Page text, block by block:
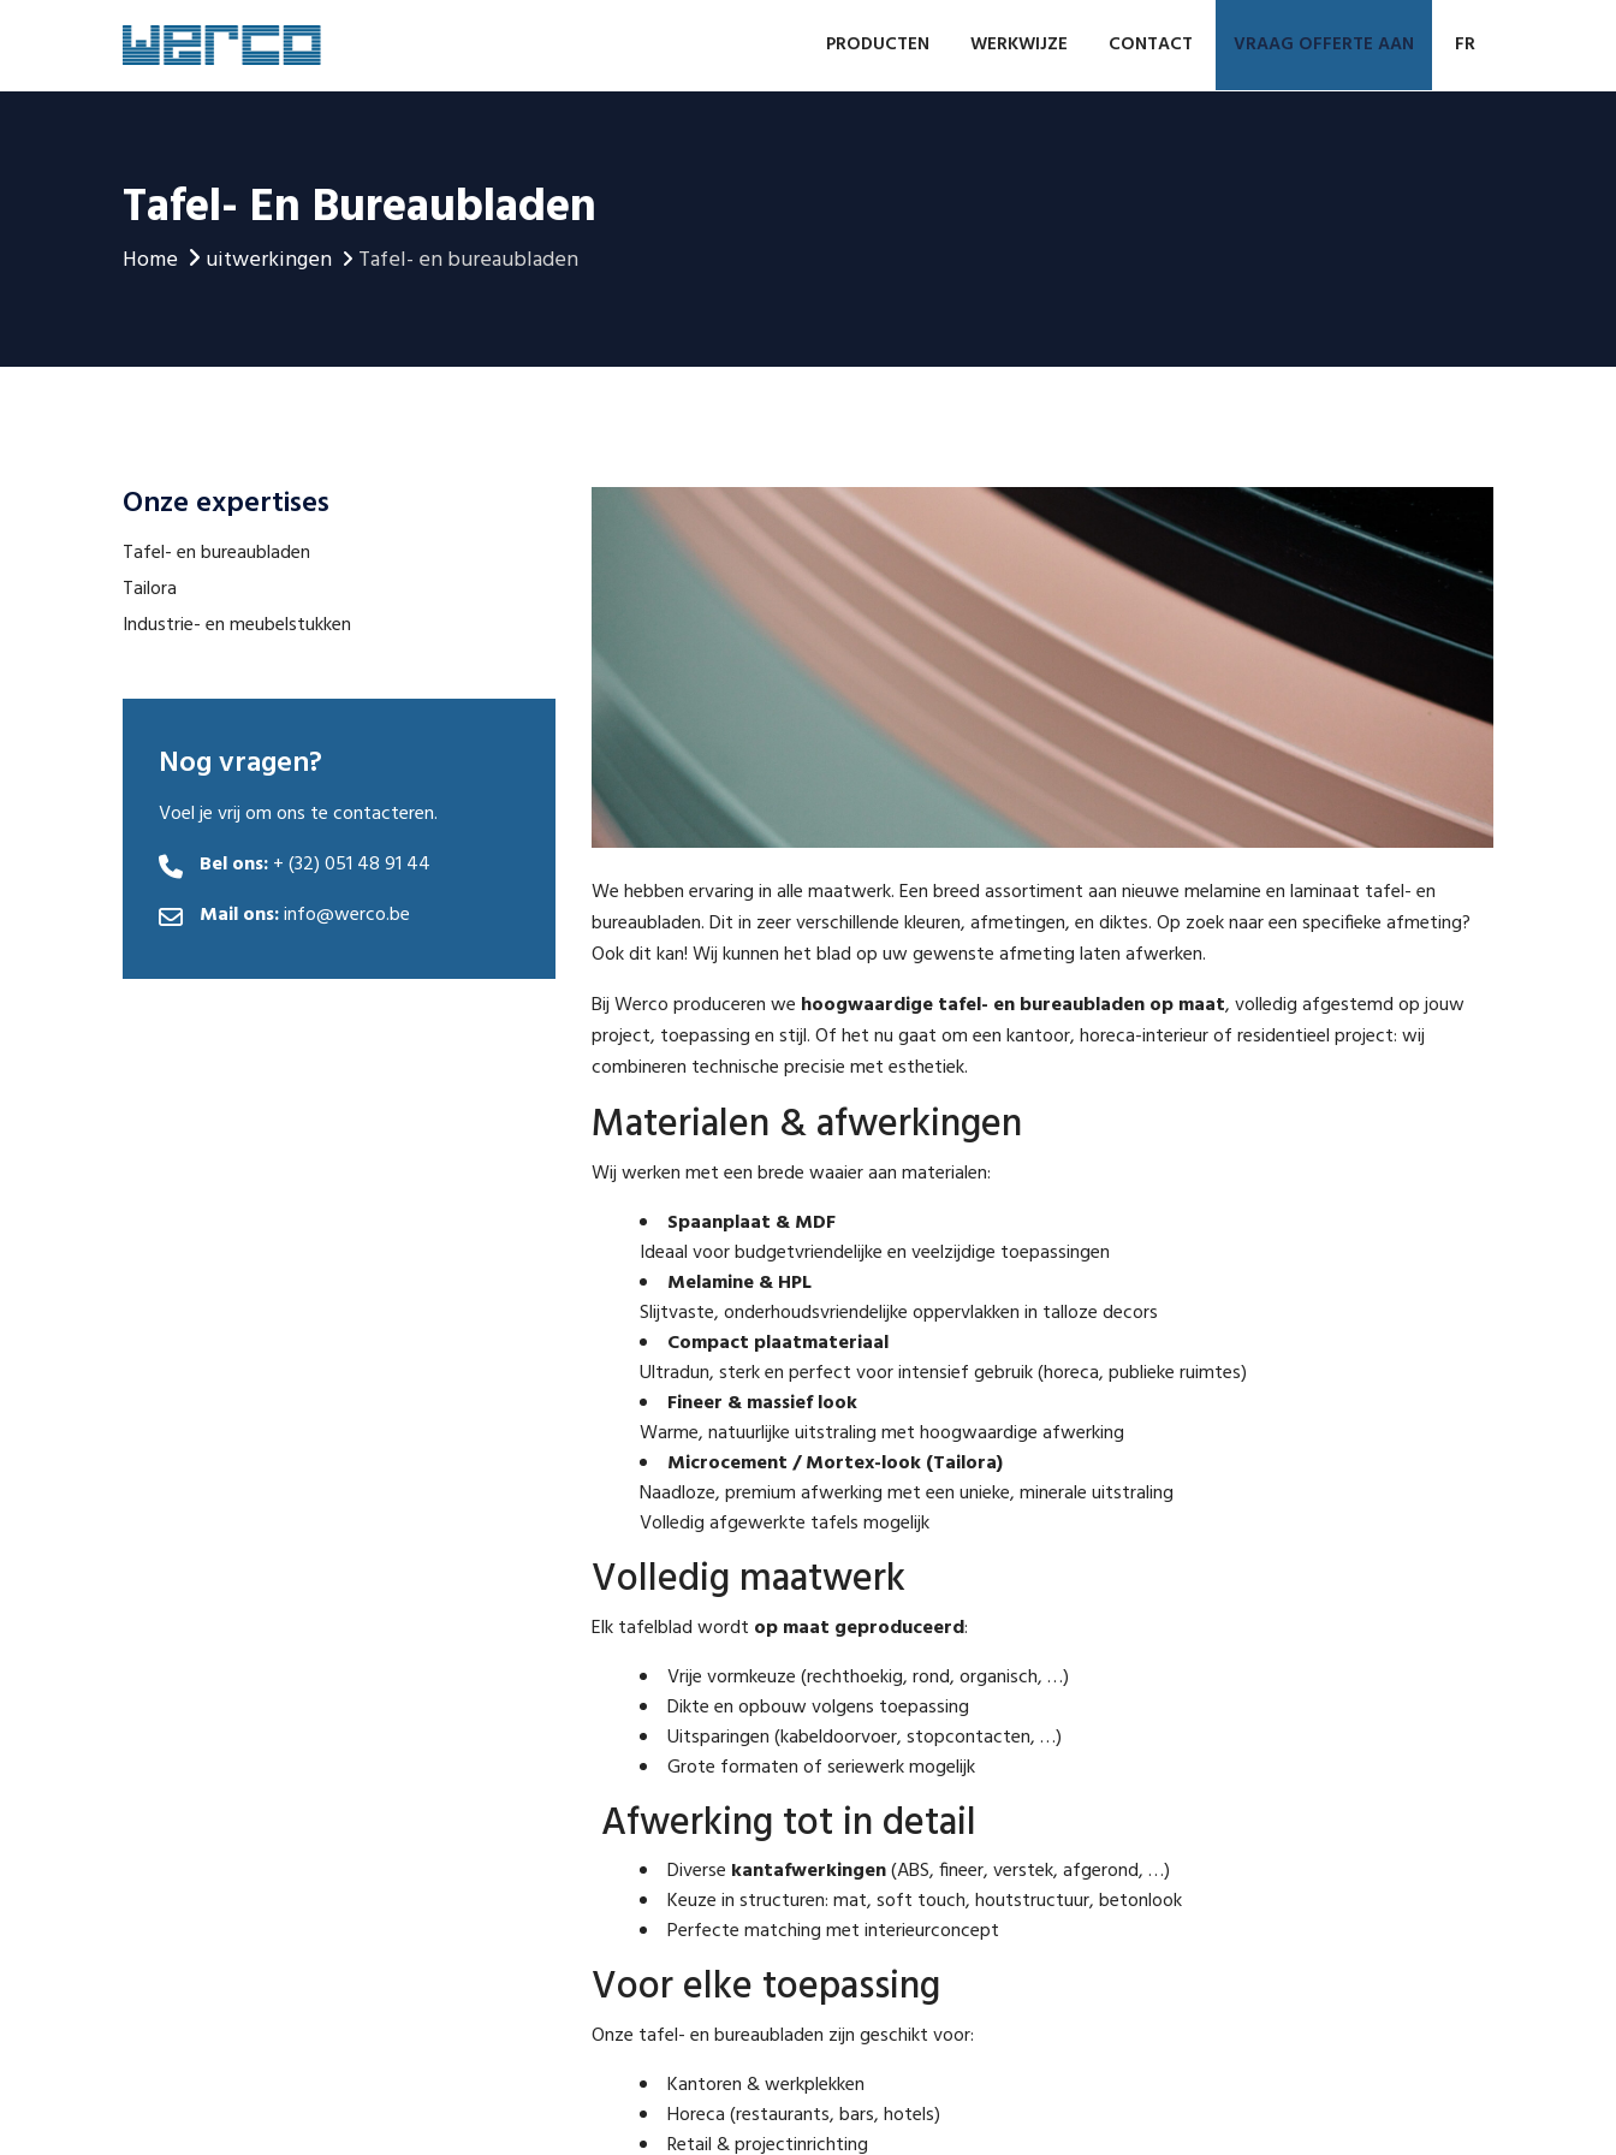
PRODUCTEN WERKWIJZE CONTACT VRAAG OFFERTE AAN FR
Tafel- En Bureaubladen
Home uitwerkingen Tafel- en bureaubladen
We hebben ervaring in alle maatwerk. Een breed assortiment aan nieuwe melamine en laminaat tafel- en
bureaubladen. Dit in zeer verschillende kleuren, afmetingen, en diktes. Op zoek naar een specifieke afmeting?
Ook dit kan! Wij kunnen het blad op uw gewenste afmeting laten afwerken.
Bij Werco produceren we hoogwaardige tafel- en bureaubladen op maat, volledig afgestemd op jouw
project, toepassing en stijl. Of het nu gaat om een kantoor, horeca-interieur of residentieel project: wij
combineren technische precisie met esthetiek.
Materialen & afwerkingen
Wij werken met een brede waaier aan materialen:
Spaanplaat & MDF
Ideaal voor budgetvriendelijke en veelzijdige toepassingen
Melamine & HPL
Slijtvaste, onderhoudsvriendelijke oppervlakken in talloze decors
Compact plaatmateriaal
Ultradun, sterk en perfect voor intensief gebruik (horeca, publieke ruimtes)
Fineer & massief look
Warme, natuurlijke uitstraling met hoogwaardige afwerking
Microcement / Mortex-look (Tailora)
Naadloze, premium afwerking met een unieke, minerale uitstraling
Volledig afgewerkte tafels mogelijk
Volledig maatwerk
Elk tafelblad wordt op maat geproduceerd:
Vrije vormkeuze (rechthoekig, rond, organisch, …)
Dikte en opbouw volgens toepassing
Uitsparingen (kabeldoorvoer, stopcontacten, …)
Grote formaten of seriewerk mogelijk
Afwerking tot in detail
Diverse kantafwerkingen(ABS, fineer, verstek, afgerond, …)
Keuze in structuren: mat, soft touch, houtstructuur, betonlook
Perfecte matching met interieurconcept
Voor elke toepassing
Onze tafel- en bureaubladen zijn geschikt voor:
Kantoren & werkplekken
Horeca (restaurants, bars, hotels)
Retail & projectinrichting
Onze expertises
Tafel- en bureaubladen
Tailora
Industrie- en meubelstukken
Nog vragen?
Voel je vrij om ons te contacteren.
Bel ons:+ (32) 051 48 91 44
Mail ons:info@werco.be